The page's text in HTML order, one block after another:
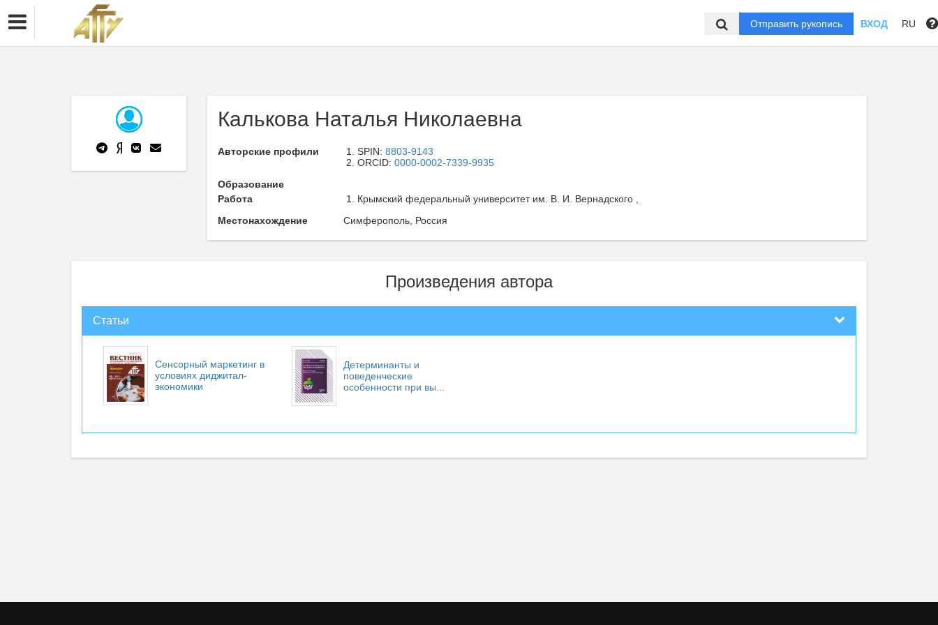
Отправить рукопись ВХОД RU
Калькова Наталья Николаевна
Авторские профили SPIN: 8803-9143
ORCID: 0000-0002-7339-9935
Образование
Работа
Крымский федеральный университет им. В. И. Вернадского ,
Местонахождение
Симферополь, Россия
Произведения автора
Статьи
Сенсорный маркетинг в
условиях диджитал-
экономики
Детерминанты и
поведенческие
особенности при вы...